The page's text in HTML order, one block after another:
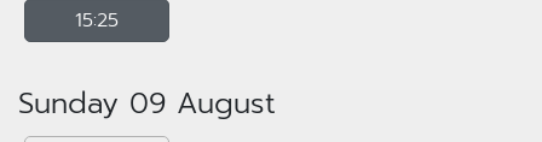
15:25
Sunday 09 August